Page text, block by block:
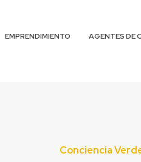
EMPRENDIMIENTO AGENTES DE
Conciencia